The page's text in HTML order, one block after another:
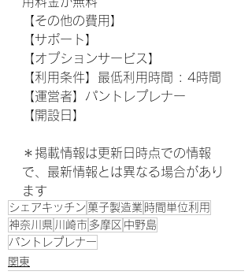
【その他の費用】
【サポート】
【オプションサービス】
【利用条件】最低利用時間 : 4時間
【運営者】パントレプレナー
【開設日】
＊掲載情報は更新日時点での情報
で、最新情報とは異なる場合があり
ます
シェアキッチン 菓子製造業 時間単位利用
神奈川県 川崎市 多摩区 中野島
パントレプレナー
関東